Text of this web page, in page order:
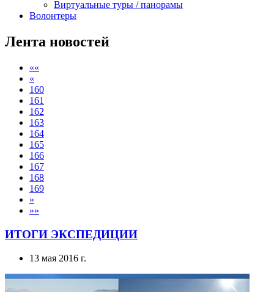
Лента новостей
««
160
161
162
163
164
165
166
167
168
169
»
»»
ИТОГИ ЭКСПЕДИЦИИ
13 мая 2016 г.